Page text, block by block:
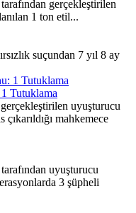
gerçekleştirilen
1 ton etil...
suçundan 7 yıl 8 ay
Tutuklama
uyuşturucu
çıkarıldığı mahkemece
uyuşturucu
3 şüpheli